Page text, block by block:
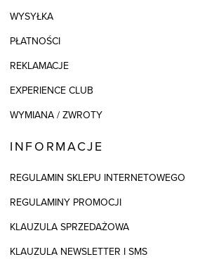
WYSYŁKA
PŁATNOŚCI
REKLAMACJE
EXPERIENCE CLUB
WYMIANA / ZWROTY
INFORMACJE
REGULAMIN SKLEPU INTERNETOWEGO
REGULAMINY PROMOCJI
KLAUZULA SPRZEDAŻOWA
KLAUZULA NEWSLETTER I SMS